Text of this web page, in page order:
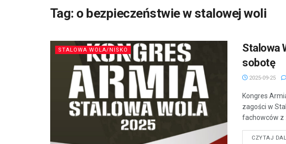
Tag: o bezpieczeństwie w stalowej woli
STALOWA WOLA/NISKO
Stalowa
sobotę
2025-09-25
Kongres
zagości w
fachowców z
CZYTAJ